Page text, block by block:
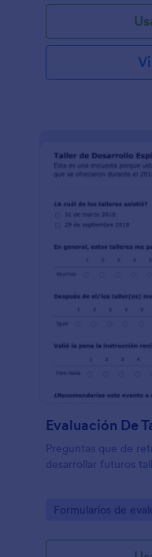
Preguntas que de
desarrollar futuros
Go to Category:
Formularios de